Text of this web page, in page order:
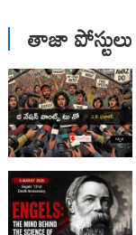
తాజా పోస్టులు